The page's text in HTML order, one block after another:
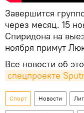
Завершится
через месяц. 15
Спиридона на
ноября примут
Все новости об
спецпроекте
Спорт Новости